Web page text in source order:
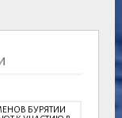
БУРЯТИИ